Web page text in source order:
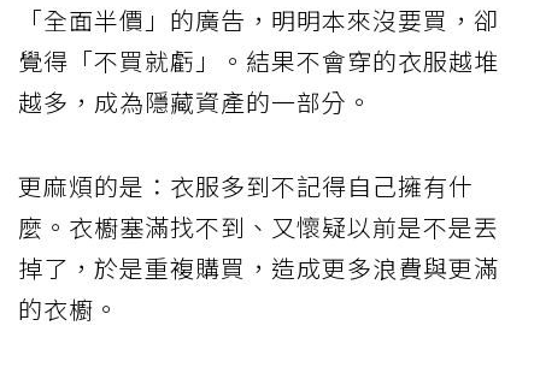
「全面半價」的廣告，明明本來沒要買，卻
覺得「不買就虧」。結果不會穿的衣服越堆
越多，成為隱藏資產的一部分。
更麻煩的是：衣服多到不記得自己擁有什
麼。衣櫥塞滿找不到、又懷疑以前是不是丟
掉了，於是重複購買，造成更多浪費與更滿
的衣櫥。